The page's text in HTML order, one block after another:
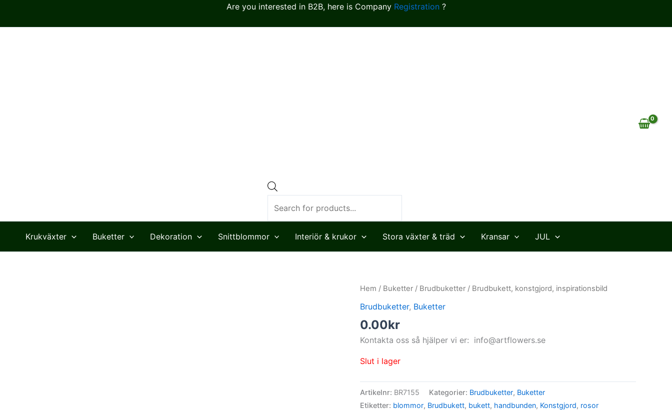
Are you interested in B2B, here is Company Registration?
Krukväxter Buketter Dekoration Snittblommor Interiör & krukor Stora växter & träd Kransar JUL
Hem / Buketter / Brudbuketter / Brudbukett, konstgjord, inspirationsbild
Brudbuketter, Buketter
0.00kr
Kontakta oss så hjälper vi er: info@artflowers.se
Slut i lager
Artikelnr: BR7155 Kategorier: Brudbuketter, Buketter
Etiketter: blommor, Brudbukett, bukett, handbunden, Konstgjord, rosor